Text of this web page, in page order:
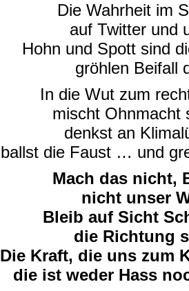
Die Wahrheit im
auf Twitter und
Hohn und Spott sind
gröhlen Beifall
In die Wut zum
mischt Ohnmacht
denkst an
ballst die Faust … und
Mach das nicht,
nicht unser
Bleib auf Sicht
die Richtung
Die Kraft, die uns zum
die ist weder Hass